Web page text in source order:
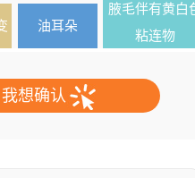
油耳朵
腋毛伴有黄白
粘连物
想确认